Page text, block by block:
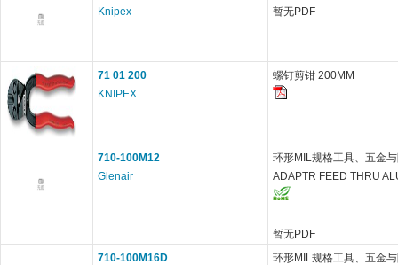
Knipex
暂无PDF
71 01 200
KNIPEX
螺钉剪钳 200MM
710-100M12
Glenair
环形MIL规格工具、五金
ADAPTR FEED THRU
暂无PDF
710-100M16D
环形MIL规格工具、五金